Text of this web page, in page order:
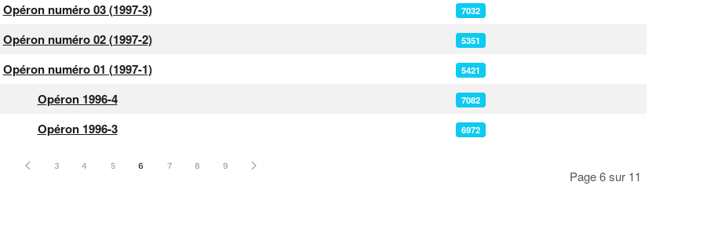
Opéron numéro 03 (1997-3) 7032
Opéron numéro 02 (1997-2) 5351
Opéron numéro 01 (1997-1) 5421
Opéron 1996-4 7082
Opéron 1996-3 6972
Page 6 sur 11
3 4 5 6 7 8 9